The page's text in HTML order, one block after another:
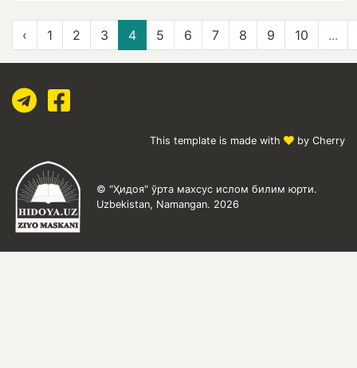
‹ 1 2 3 4 5 6 7 8 9 10 ...
This template is made with by Cherry
© "Ҳидоя" ўрта махсус ислом билим юрти.
Uzbekistan, Namangan. 2026